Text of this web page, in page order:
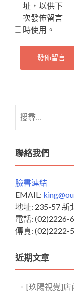
址，以供下
次發佈留言
時使用。
尋
鍵
字:
聯絡我們
臉書連結
EMAIL:
地址: 235-57 新
電話: (02)2226-
傳真: (02)2222-
近期文章
[玖陽視覺]店